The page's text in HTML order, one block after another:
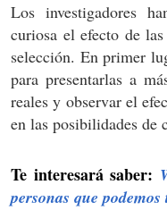
Los investigadores
curiosa el efecto de
selección. En primer
para presentarlas a
reales y observar el
en las posibilidades de
Te interesará saber:
personas que